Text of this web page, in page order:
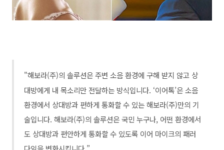
"해보라(주)의 솔루션은 주변 소음 환경에 구해 받지 않고 상
대방에게 내 목소리만 전달하는 방식입니다. ‘이어톡’은 소음
환경에서 상대방과 편하게 통화할 수 있는 해보라(주)만의 기
술입니다. 해보라(주)의 솔루션은 국민 누구나, 어떤 환경에서
도 상대방과 편안하게 통화할 수 있도록 이어 마이크의 패러